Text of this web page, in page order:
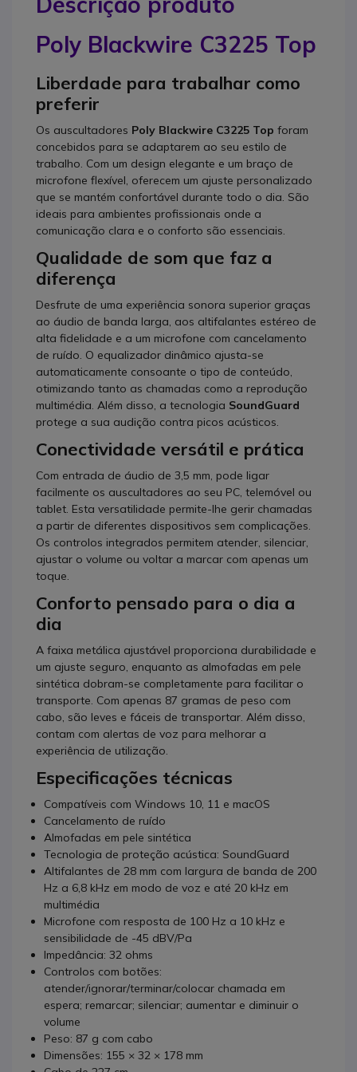
Poly Blackwire C3225 Top
Liberdade para trabalhar como
preferir
Os auscultadores Poly Blackwire C3225 Top foram
concebidos para se adaptarem ao seu estilo de
trabalho. Com um design elegante e um braço de
microfone flexível, oferecem um ajuste personalizado
que se mantém confortável durante todo o dia. São
ideais para ambientes profissionais onde a
comunicação clara e o conforto são essenciais.
Qualidade de som que faz a
diferença
Desfrute de uma experiência sonora superior graças
ao áudio de banda larga, aos altifalantes estéreo de
alta fidelidade e a um microfone com cancelamento
de ruído. O equalizador dinâmico ajusta-se
automaticamente consoante o tipo de conteúdo,
otimizando tanto as chamadas como a reprodução
multimédia. Além disso, a tecnologia SoundGuard
protege a sua audição contra picos acústicos.
Conectividade versátil e prática
Com entrada de áudio de 3,5 mm, pode ligar
facilmente os auscultadores ao seu PC, telemóvel ou
tablet. Esta versatilidade permite-lhe gerir chamadas
a partir de diferentes dispositivos sem complicações.
Os controlos integrados permitem atender, silenciar,
ajustar o volume ou voltar a marcar com apenas um
toque.
Conforto pensado para o dia a
dia
A faixa metálica ajustável proporciona durabilidade e
um ajuste seguro, enquanto as almofadas em pele
sintética dobram-se completamente para facilitar o
transporte. Com apenas 87 gramas de peso com
cabo, são leves e fáceis de transportar. Além disso,
contam com alertas de voz para melhorar a
experiência de utilização.
Especificações técnicas
Compatíveis com Windows 10, 11 e macOS
Cancelamento de ruído
Almofadas em pele sintética
Tecnologia de proteção acústica: SoundGuard
Altifalantes de 28 mm com largura de banda de 200
Hz a 6,8 kHz em modo de voz e até 20 kHz em
multimédia
Microfone com resposta de 100 Hz a 10 kHz e
sensibilidade de -45 dBV/Pa
Impedância: 32 ohms
Controlos com botões:
atender/ignorar/terminar/colocar chamada em
espera; remarcar; silenciar; aumentar e diminuir o
volume
Peso: 87 g com cabo
Dimensões: 155 × 32 × 178 mm